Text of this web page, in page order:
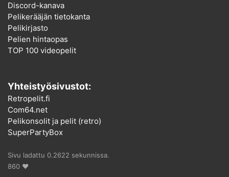
Discord-kanava
Pelikerääjän tietokanta
Pelikirjasto
Pelien hintaopas
TOP 100 videopelit
Yhteistyösivustot:
Retropelit.fi
Com64.net
Pelikonsolit ja pelit (retro)
SuperPartyBox
Sivu ladattu 0.2622 sekunnissa.
860 ♥